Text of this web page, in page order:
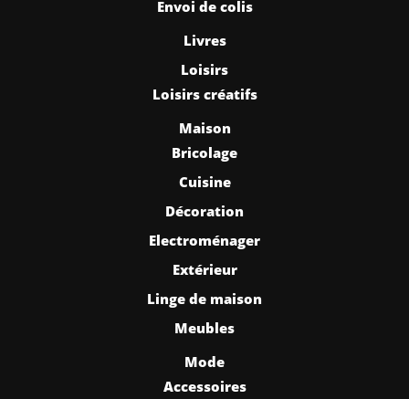
Envoi de colis
Livres
Loisirs
Loisirs créatifs
Maison
Bricolage
Cuisine
Décoration
Electroménager
Extérieur
Linge de maison
Meubles
Mode
Accessoires